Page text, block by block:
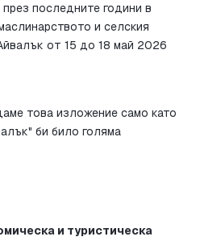
последните години в
и селския
от 15 до 18 май 2026
това изложение само като
би било голяма
и туристическа